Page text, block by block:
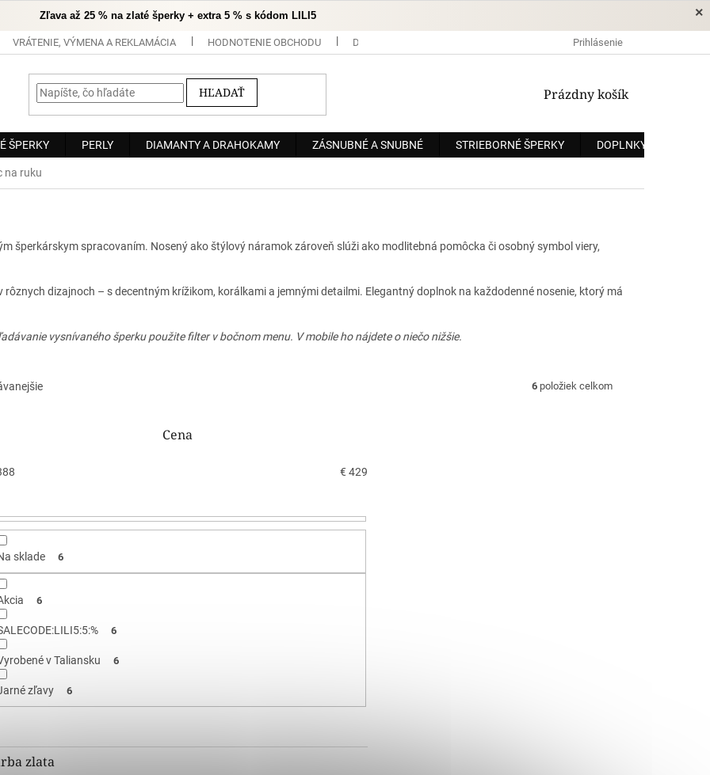
×
Zľava až 25 % na zlaté šperky + extra 5 % s kódom LILI5
VRÁTENIE, VÝMENA A REKLAMÁCIA HODNOTENIE OBCHODU DOPRAVA A PLATBA OCHRANA OSOBNÝCH ÚDAJOV
Prihlásenie
HĽADAŤ
NÁKUPNÝ
Prázdny košík
ŠPERKY PERLY DIAMANTY A DRAHOKAMY ZÁSNUBNÉ A SNUBNÉ STRIEBORNÉ ŠPERKY DOPLNKY
na ruku
šperkárskym spracovaním. Nosený ako štýlový náramok zároveň slúži ako modlitebná pomôcka či osobný symbol viery,
dizajnoch – s decentným krížikom, korálkami a jemnými detailmi. Elegantný doplnok na každodenné nosenie, ktorý má
vysnívaného šperku použite filter v bočnom menu. V mobile ho nájdete o niečo nižšie.
6 položiek celkom
Cena
€ 429
sklade 6
6
6
v Taliansku 6
zľavy 6
zlata